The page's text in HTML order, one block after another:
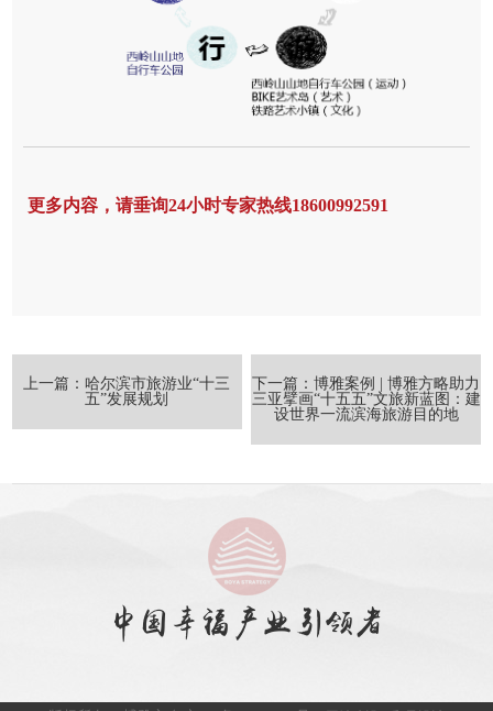
更多内容，请垂询24小时专家热线18600992591
上一篇：哈尔滨市旅游业“十三
五”发展规划
下一篇：博雅案例 | 博雅方略助力
三亚擘画“十五五”文旅新蓝图：建
设世界一流滨海旅游目的地
中国幸福产业引领者